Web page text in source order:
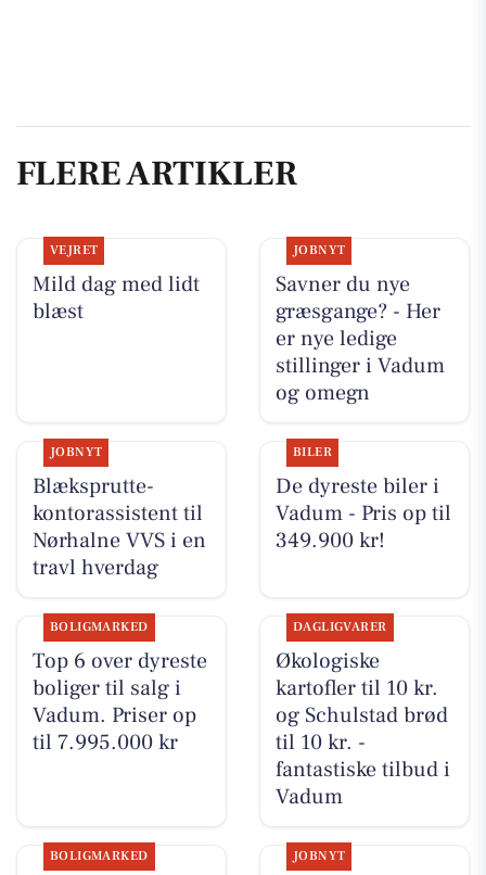
FLERE ARTIKLER
VEJRET
Mild dag med lidt
blæst
JOBNYT
Savner du nye
græsgange? - Her
er nye ledige
stillinger i Vadum
og omegn
JOBNYT
Blæksprutte-
kontorassistent til
Nørhalne VVS i en
travl hverdag
BILER
De dyreste biler i
Vadum - Pris op til
349.900 kr!
BOLIGMARKED
Top 6 over dyreste
boliger til salg i
Vadum. Priser op
til 7.995.000 kr
DAGLIGVARER
Økologiske
kartofler til 10 kr.
og Schulstad brød
til 10 kr. -
fantastiske tilbud i
Vadum
BOLIGMARKED JOBNYT